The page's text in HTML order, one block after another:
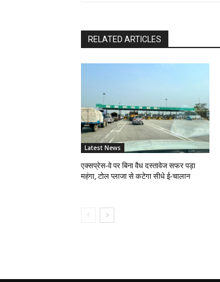
RELATED ARTICLES
Latest News
एक्सप्रेस-वे पर बिना वैध दस्तावेज सफर पड़ा
महंगा, टोल प्लाजा से कटेगा सीधे ई-चालान